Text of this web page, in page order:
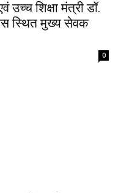
उच्च शिक्षा मंत्री डॉ.
स्थित मुख्य सेवक
0